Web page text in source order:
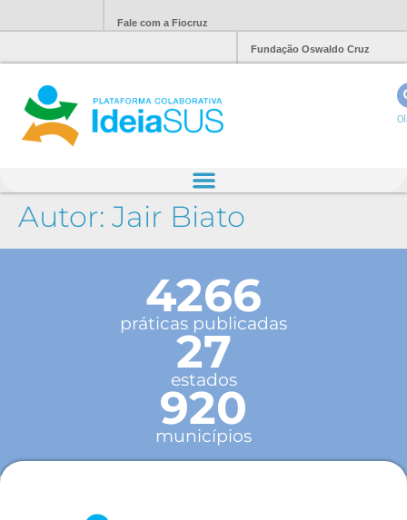
Fale com a Fiocruz
Fundação Oswaldo Cruz
Autor: Jair Biato
4266
práticas publicadas
27
estados
920
municípios